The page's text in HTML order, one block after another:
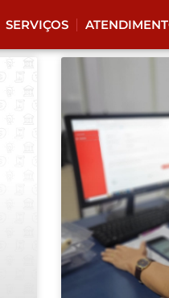
SERVIÇOS